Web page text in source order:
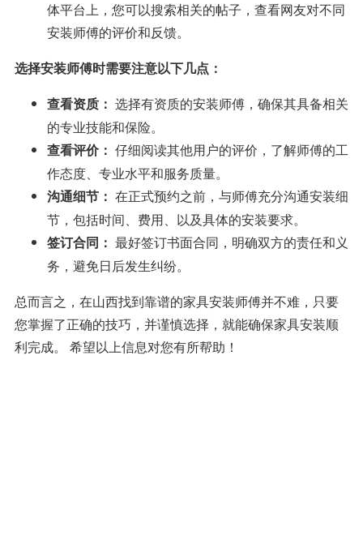
体平台上，您可以搜索相关的帖子，查看网友对不同
安装师傅的评价和反馈。
选择安装师傅时需要注意以下几点：
查看资质： 选择有资质的安装师傅，确保其具备相关
的专业技能和保险。
查看评价： 仔细阅读其他用户的评价，了解师傅的工
作态度、专业水平和服务质量。
沟通细节： 在正式预约之前，与师傅充分沟通安装细
节，包括时间、费用、以及具体的安装要求。
签订合同： 最好签订书面合同，明确双方的责任和义
务，避免日后发生纠纷。
总而言之，在山西找到靠谱的家具安装师傅并不难，只要
您掌握了正确的技巧，并谨慎选择，就能确保家具安装顺
利完成。 希望以上信息对您有所帮助！